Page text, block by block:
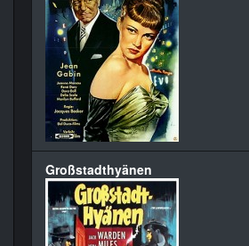
Großstadthyänen